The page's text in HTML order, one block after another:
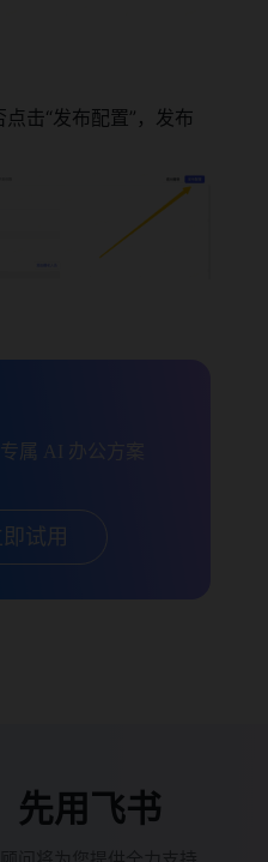
击“发布配置”，发布
属 AI 办公方案
即试用
先用飞书